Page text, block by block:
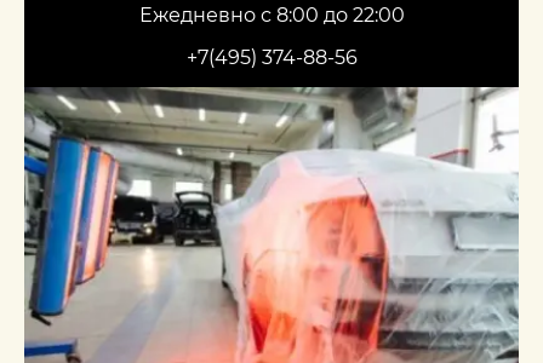
Ежедневно с 8:00 до 22:00
+7(495) 374-88-56